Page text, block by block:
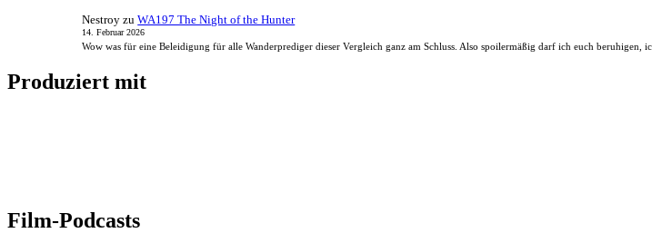
Nestroy zuWA197 The Night of the Hunter
14. Februar 2026
Wow was für eine Beleidigung für alle Wanderprediger dieser Vergleich ganz am Schluss. Also spoilermäßig darf ich euch beruhigen,
Produziert mit
Film-Podcasts